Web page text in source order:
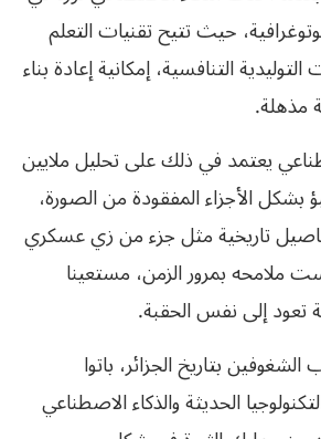
حيث تتيح تقنيات التعلم
التنافسية، إمكانية إعادة بناء
مذهلة.
يعتمد في ذلك على تحليل ملايين
بشكل الأجزاء المفقودة من الصورة،
تاريخية مثل جزء من زي عسكري
ملامحه بمرور الزمن، مستعينا
تعود إلى نفس الحقبة.
بتاريخ الجزائر، باتوا
الحديثة والذكاء الاصطناعي